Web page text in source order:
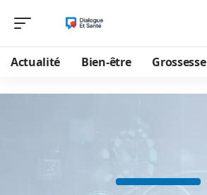
Actualité Bien-être Grossesse